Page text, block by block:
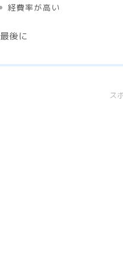
経費率が高い
最後に
ス